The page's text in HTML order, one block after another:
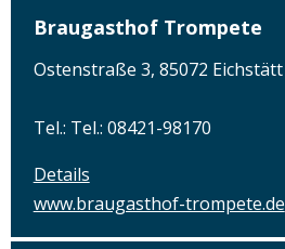
Braugasthof Trompete
Ostenstraße 3, 85072 Eichstätt
Tel.: Tel.: 08421-98170
Details
www.braugasthof-trompete.de